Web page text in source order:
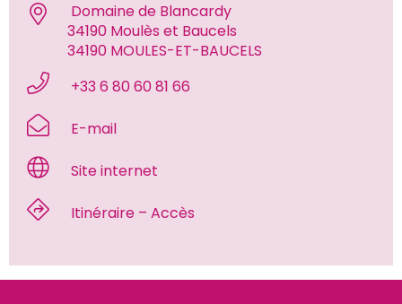
Domaine de Blancardy
34190 Moulès et Baucels
34190 MOULES-ET-BAUCELS
+33 6 80 60 81 66
E-mail
Site internet
Itinéraire – Accès